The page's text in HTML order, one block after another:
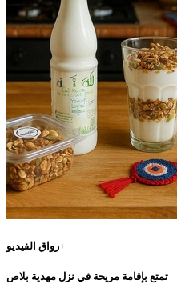
رواق الفيديو+
تمتع بإقامة مريحة في نزل مهدية بلاص